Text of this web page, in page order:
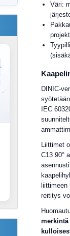
Väri:
DINIC-
IEC
Liittimet
C13 90°
reititys